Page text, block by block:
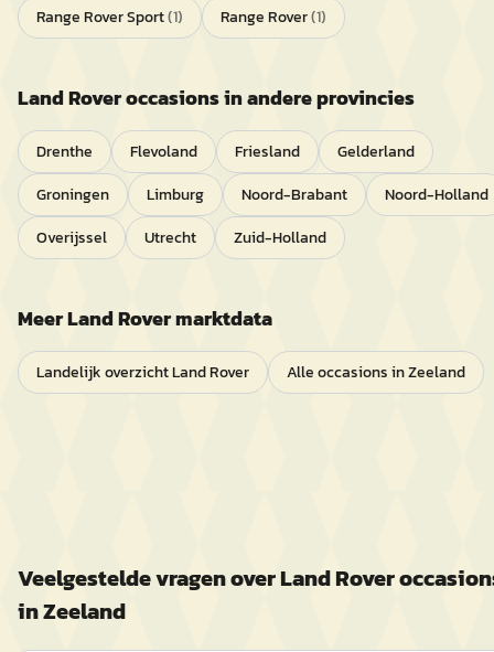
Range Rover Sport(1) Range Rover(1)
Land Roveroccasions in andere provincies
Drenthe Flevoland Friesland
Gelderland
Groningen
Limburg Noord-Brabant
Noord-Holland
Overijssel
Utrecht Zuid-Holland
MeerLand Rovermarktdata
Landelijk overzichtLand Rover Alle occasions inZeeland
Veelgestelde vragen overLand Rover
inZeeland